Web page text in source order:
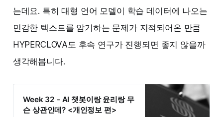
는데요. 특히 대형 언어 모델이 학습 데이터에 나오는
민감한 텍스트를 암기하는 문제가 지적되어온 만큼
HYPERCLOVA도 후속 연구가 진행되면 좋지 않을까
생각해봅니다.
Week 32 - AI 챗봇이랑 윤리랑 무
슨 상관인데? <개인정보 편>